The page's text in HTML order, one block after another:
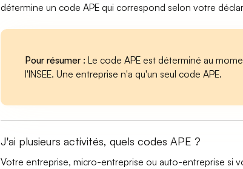
détermine un code APE qui correspond selon votre
Pour résumer : Le code APE est déterminé au
l'INSEE. Une entreprise n'a qu'un seul code APE.
J'ai plusieurs activités, quels codes APE ?
Votre entreprise, micro-entreprise ou auto-entreprise si